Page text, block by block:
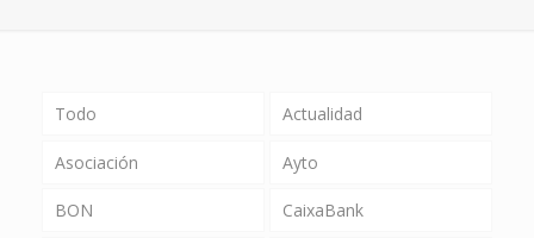
Todo Actualidad
Asociación Ayto
BON CaixaBank